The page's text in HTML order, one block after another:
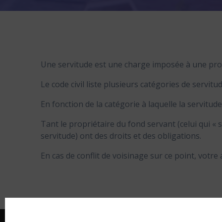
Une servitude est une charge imposée à une
Le code civil liste plusieurs catégories de
En fonction de la catégorie à laquelle la
Tant le propriétaire du fond servant (celui qui «
servitude) ont des droits et des obligations.
En cas de conflit de voisinage sur ce point,